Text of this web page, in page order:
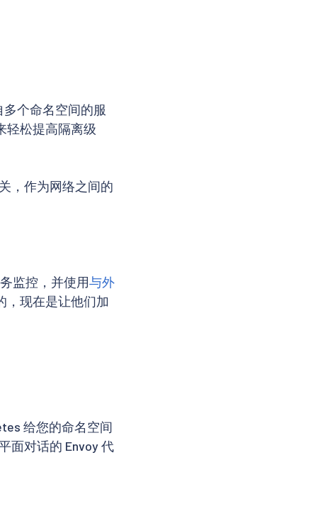
个命名空间的服
轻松提高隔离级
，作为网络之间的
监控，并使用与外
，现在是让他们加
给您的命名空间
面对话的 Envoy 代